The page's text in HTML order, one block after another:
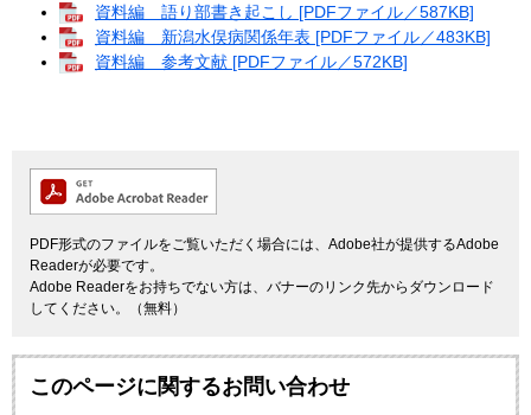
資料編 語り部書き起こし [PDFファイル／587KB]
資料編 新潟水俣病関係年表 [PDFファイル／483KB]
資料編 参考文献 [PDFファイル／572KB]
PDF形式のファイルをご覧いただく場合には、Adobe社が提供するAdobe
Readerが必要です。
Adobe Readerをお持ちでない方は、バナーのリンク先からダウンロード
してください。（無料）
このページに関するお問い合わせ